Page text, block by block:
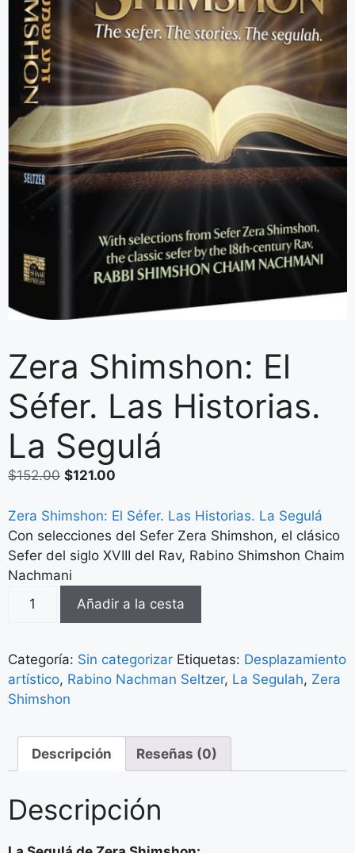
Zera Shimshon: El
Séfer. Las Historias.
La Segulá
$152.00 $121.00
Zera Shimshon: El Séfer. Las Historias. La Segulá
Con selecciones del Sefer Zera Shimshon, el clásico
Sefer del siglo XVIII del Rav, Rabino Shimshon Chaim
Nachmani
Añadir a la cesta
Categoría: Sin categorizar Etiquetas: Desplazamiento
artístico, Rabino Nachman Seltzer, La Segulah, Zera
Shimshon
Descripción Reseñas (0)
Descripción